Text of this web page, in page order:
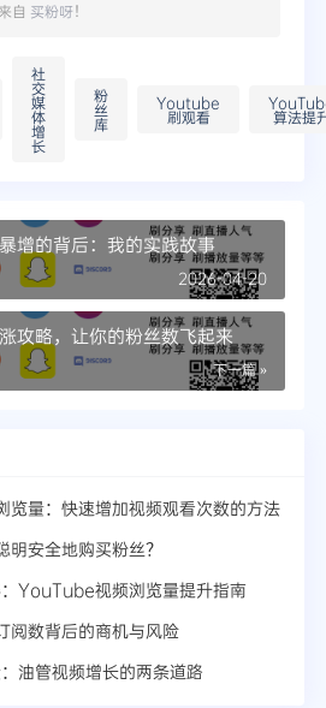
自 买粉呀！
社
交
媒
体
增
长
粉
丝
库
Youtube
刷观看 算法提
增的背后：我的实践故事
2026-04-20
攻略，让你的粉丝数飞起来
下一篇 »
量：快速增加视频观看次数的方法
安全地购买粉丝？
YouTube视频浏览量提升指南
数背后的商机与风险
油管视频增长的两条道路